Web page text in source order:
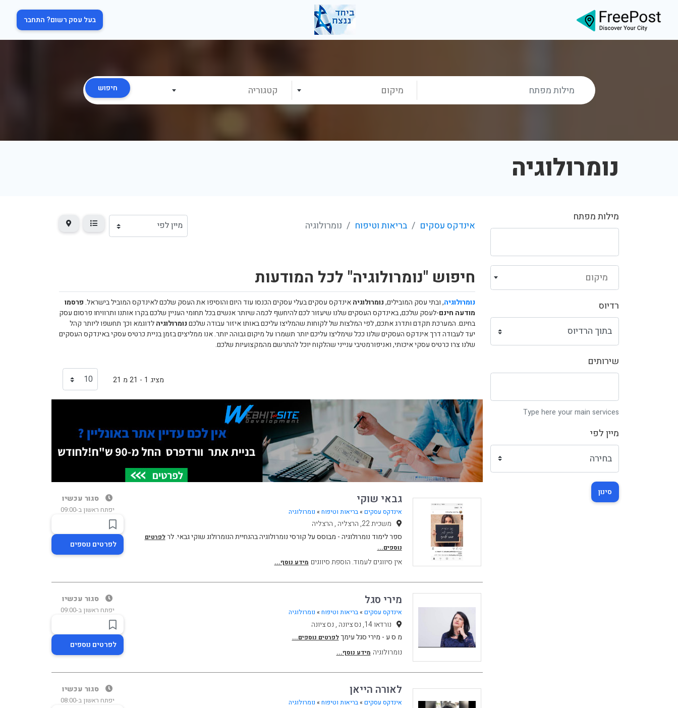
בעל עסק רשום? התחבר
מיקום קטגוריה חיפוש
נומרולוגיה
מילות מפתח
מיקום
רדיוס
שירותים
Type here your main services
מיין לפי
סינון
אינדקס עסקים בריאות וטיפוח נומרולוגיה
חיפוש "נומרולוגיה" לכל המודעות
נומרולוגיה, ובתי עסק המובילים,נומרולוגיהאינדקס עסקים בעלי עסקים הכנסו עוד היום והוסיפו את העסק שלכם לאינדקס המוביל בישראל.פרסמו
מודעה חינם-לעסק שלכם, באינדקס העסקים שלנו שיעזור לכם להיחשף לכמה שיותר אנשים בכל תחומי העניין שלכם בקרו אותנו ותרוויחו פרסום עסק
בחינם. המערכת תקדם ותדרג אתכם, לפי המלצות של לקוחות שהמליצו עליכם באותו איזור עבודה שלכםנומרולוגיהלדוגמא וכך תחשפו ליותר קהל
יעד לעבודה דרך אינדקס העסקים שלנו ככל שימליצו עליכם יותר תשמרו על מיקום גבוהה יותר. אנו ממליצים בזמן בניית כרטיס עסקי באינדקס העסקים
שלנו צרו כרטיס עסקי איכותי, ואניפורמטיבי ענייני שהלקוח יוכל להתרשם מהמקצועיות שלכם.
מציג 1 - 21 מ 21
גבאי שוקי
אינדקס עסקים »בריאות וטיפוח » נומרולוגיה
משכית 22, הרצליה , הרצליה
ספר לימוד נומרולוגיה - מבוסס על קורסי נומרולוגיה בהנחיית הנומרולוג שוקי גבאי. לרלפרטים
נוספים...
אין סיווגים לעמוד. הוספת סיווגים מידע נוסף...
סגור עכשיו
יפתח ראשון ב-09:00
לפרטים נוספים
מירי סגל
אינדקס עסקים »בריאות וטיפוח » נומרולוגיה
נורדאו 14, נס ציונה , נס ציונה
מ ס ע - מירי סגל עימךלפרטים נוספים...
נומרולוגיה מידע נוסף...
סגור עכשיו
יפתח ראשון ב-09:00
לפרטים נוספים
לאורה הייאן
אינדקס עסקים »בריאות וטיפוח » נומרולוגיה
סגור עכשיו
יפתח ראשון ב-08:00